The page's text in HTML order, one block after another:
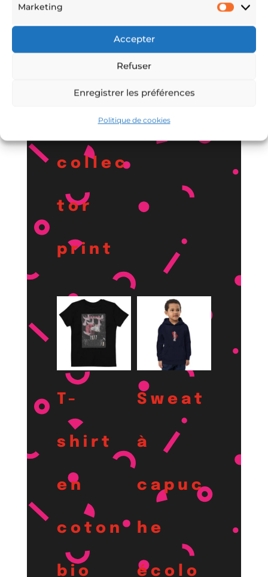
Marketing
Accepter
Refuser
Enregistrer les préférences
Politique de cookies
collec
tor
print
T-
shirt
en
coton
bio
Sweat
à
capuc
he
écolo